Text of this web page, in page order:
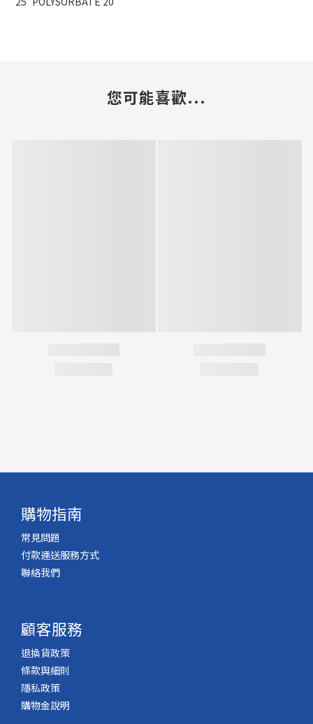
您可能喜歡...
購物指南
常見問題
付款運送服務方式
聯絡我們
顧客服務
退換貨政策
條款與細則
隱私政策
購物金說明